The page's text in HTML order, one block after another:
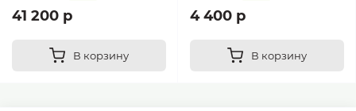
41 200 р
В корзину
4 400 р
В корзину